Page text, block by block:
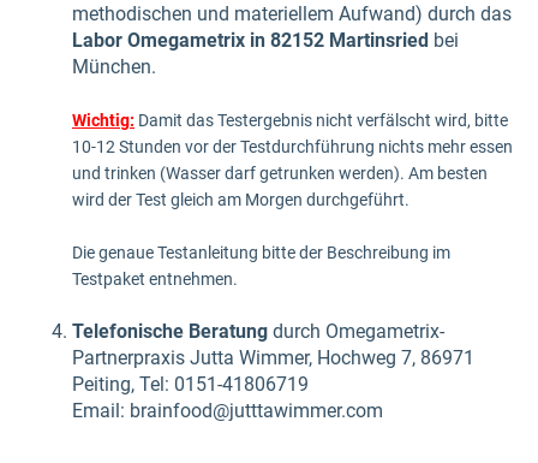
methodischen und materiellem Aufwand) durch das
Labor Omegametrix in 82152 Martinsried bei
München.
Wichtig: Damit das Testergebnis nicht verfälscht wird, bitte
10-12 Stunden vor der Testdurchführung nichts mehr essen
und trinken (Wasser darf getrunken werden). Am besten
wird der Test gleich am Morgen durchgeführt.
Die genaue Testanleitung bitte der Beschreibung im
Testpaket entnehmen.
Telefonische Beratung durch Omegametrix-
Partnerpraxis Jutta Wimmer, Hochweg 7, 86971
Peiting, Tel: 0151-41806719
Email: brainfood@jutttawimmer.com